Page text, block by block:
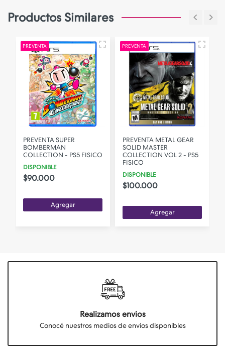
Productos Similares
PREVENTA
PREVENTA SUPER
BOMBERMAN
COLLECTION - PS5 FISICO
DISPONIBLE
$90.000
Agregar
PREVENTA
PREVENTA METAL GEAR
SOLID MASTER
COLLECTION VOL 2 - PS5
FISICO
DISPONIBLE
$100.000
Agregar
Realizamos envios
Conocé nuestros medios de envios disponibles